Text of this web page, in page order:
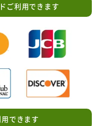
ご利用できます
できます